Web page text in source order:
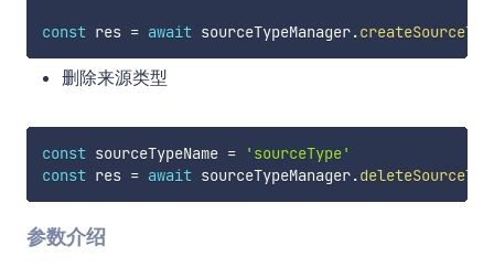
const res = await sourceTypeManager.
删除来源类型
const sourceTypeName =
'sourceType'
const res = await sourceTypeManager.
参数介绍